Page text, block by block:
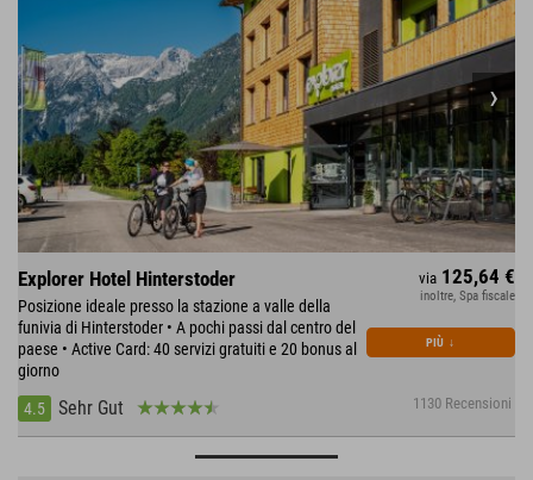
Explorer Hotel Hinterstoder
Posizione ideale presso la stazione a valle della
funivia di Hinterstoder • A pochi passi dal centro del
paese • Active Card: 40 servizi gratuiti e 20 bonus al
giorno
4.5
Sehr Gut 1130 Recensioni
via 125,64 €
inoltre, Spa fiscale
PIÙ ↓